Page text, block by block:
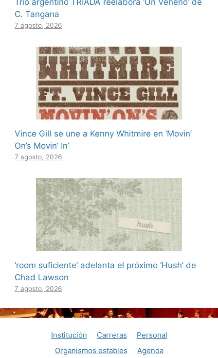
Trío argentino TRÍADA reelabora ‘Un Veneno’ de
C. Tangana
7 agosto, 2026
Vince Gill se une a Kenny Whitmire en ‘Movin’
On’s Movin’ In’
7 agosto, 2026
‘room suficiente’ adelanta el próximo ‘Hush’ de
Chad Lawson
7 agosto, 2026
Institución Carreras
Personal
Organismos estables
Agenda